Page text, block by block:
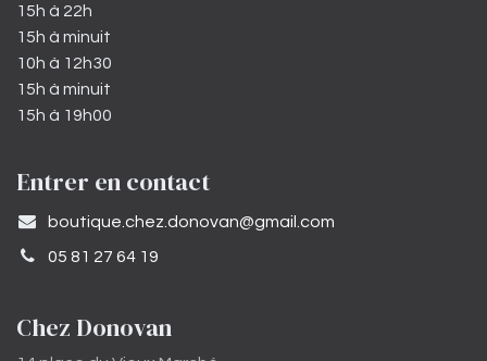
15h à 22h
15h à minuit
10h à 12h30
15h à minuit
15h à 19h00
Entrer en contact
​boutique.chez.donovan@gmail.com​
05 81 27 64 19
Chez Donovan